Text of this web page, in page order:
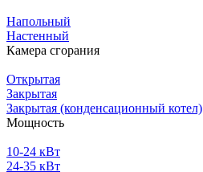
Напольный
Настенный
Камера сгорания
Открытая
Закрытая
Закрытая (конденсационный котел)
Мощность
10-24 кВт
24-35 кВт